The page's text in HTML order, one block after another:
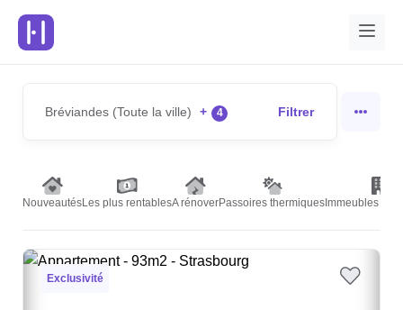
Bréviandes (Toute la ville) + 4 Filtrer
NouveautésLes plus rentablesA rénoverPassoires thermiques Immeubles de
Exclusivité